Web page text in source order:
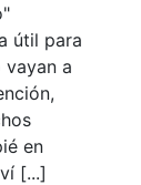
útil para
a
en
[...]